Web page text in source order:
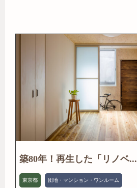
築80年！再生した「リノベ...
東京都 団地・マンション・ワンルーム